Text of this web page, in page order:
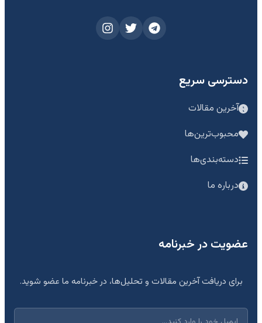
دسترسی سریع
آخرین مقالات
محبوب‌ترین‌ها
دسته‌بندی‌ها
درباره ما
عضویت در خبرنامه
برای دریافت آخرین مقالات و تحلیل‌ها، در خبرنامه ما عضو شوید.